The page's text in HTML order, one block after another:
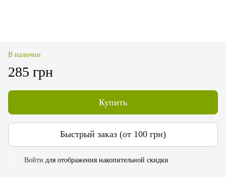
В наличии
285 грн
Купить
Быстрый заказ (от 100 грн)
Войти для отображения накопительной скидки